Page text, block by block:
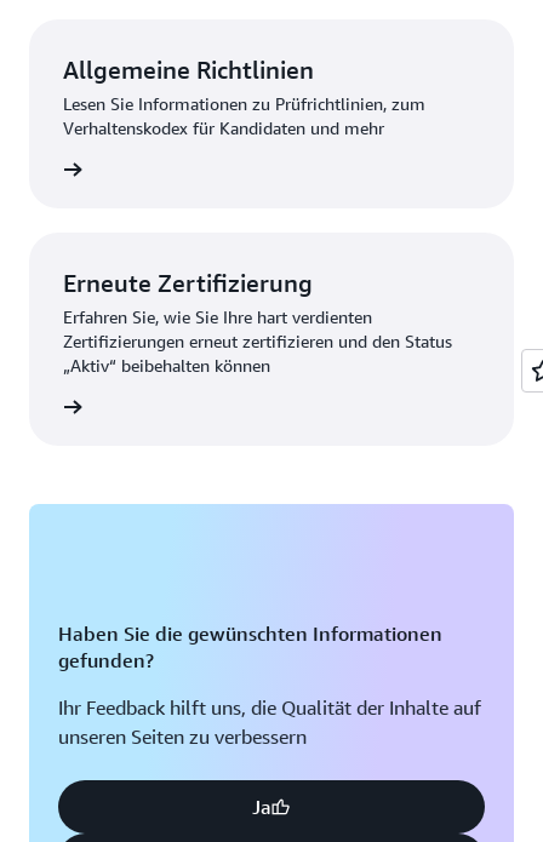
Allgemeine Richtlinien
Lesen Sie Informationen zu Prüfrichtlinien, zum
Verhaltenskodex für Kandidaten und mehr
Erneute Zertifizierung
Erfahren Sie, wie Sie Ihre hart verdienten
Zertifizierungen erneut zertifizieren und den Status
„Aktiv“ beibehalten können
Haben Sie die gewünschten Informationen
gefunden?
Ihr Feedback hilft uns, die Qualität der Inhalte auf
unseren Seiten zu verbessern
Ja